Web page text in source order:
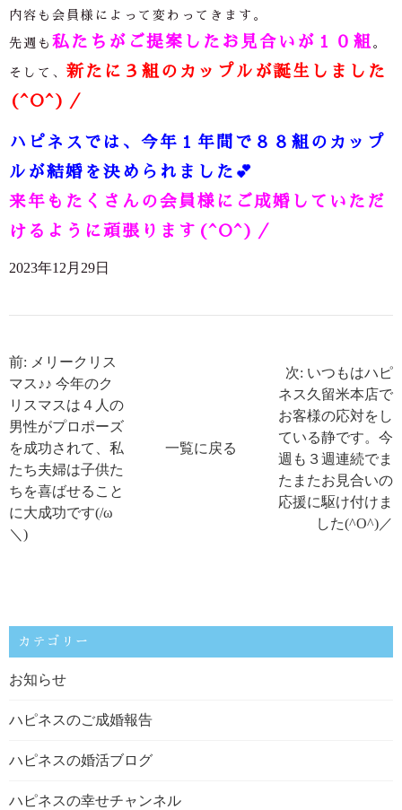
内容も会員様によって変わってきます。
先週も 私たちがご提案したお見合いが１０組 。
そして、新たに３組のカップルが誕生しました
(^O^)／
ハピネスでは、今年１年間で８８組のカップ
ルが結婚を決められました 💕
来年もたくさんの会員様にご成婚していただ
けるように頑張ります(^O^)／
2023年12月29日
前: メリークリス
マス♪♪ 今年のク
リスマスは４人の
男性がプロポーズ
を成功されて、私
たち夫婦は子供た
ちを喜ばせること
に大成功です(/ω
＼)
一覧に戻る
次: いつもはハピ
ネス久留米本店で
お客様の応対をし
ている静です。今
週も３週連続でま
たまたお見合いの
応援に駆け付けま
した(^O^)／
カテゴリー
お知らせ
ハピネスのご成婚報告
ハピネスの婚活ブログ
ハピネスの幸せチャンネル